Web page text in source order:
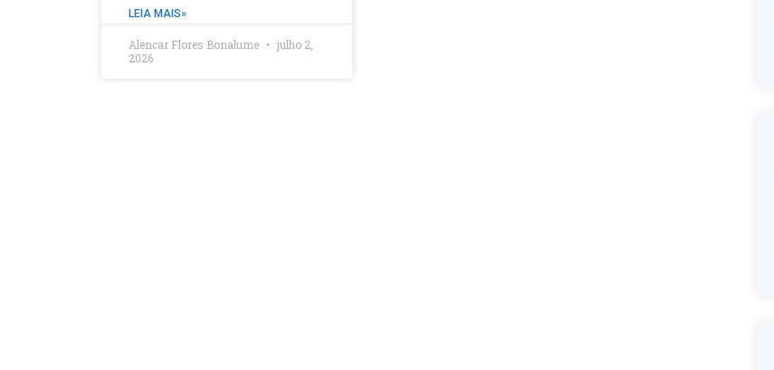
LEIA MAIS»
Alencar Flores Bonalume
julho 2,
2026